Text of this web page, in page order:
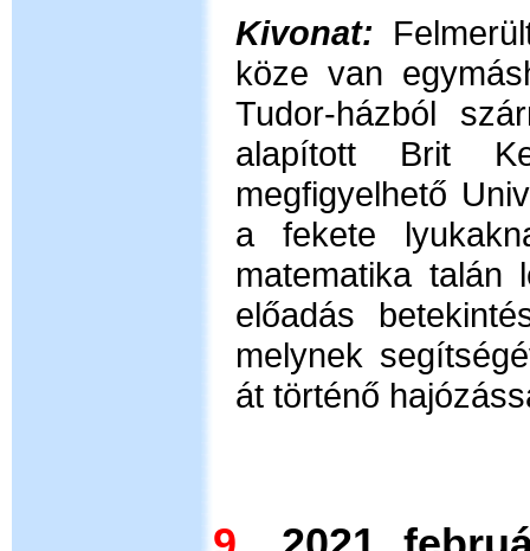
Kivonat:
köze van
Tudor-házból
alapított Brit
megfigyelhető
a fekete
matematika talán
előadás
melynek
át történő